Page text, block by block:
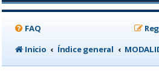
FAQ
Inicio
Índice general